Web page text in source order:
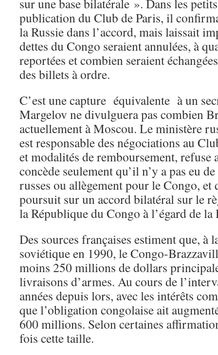
sur une base bilatérale ». Dans les
publication du Club de Paris, il
la Russie dans l’accord, mais laissait
dettes du Congo seraient annulées, à
reportées et combien seraient
des billets à ordre.
C’est une capture équivalente à un
Margelov ne divulguera pas combien
actuellement à Moscou. Le ministère
est responsable des négociations au
et modalités de remboursement, refuse
concède seulement qu’il n’y a pas eu
russes ou allègement pour le Congo, et
poursuit sur ​​un accord bilatéral sur le
la République du Congo à l’égard de la
Des sources françaises estiment que, à
soviétique en 1990, le Congo-
moins 250 millions de dollars
livraisons d’armes. Au cours de
années depuis lors, avec les intérêts
que l’obligation congolaise ait
600 millions. Selon certaines
fois cette taille.